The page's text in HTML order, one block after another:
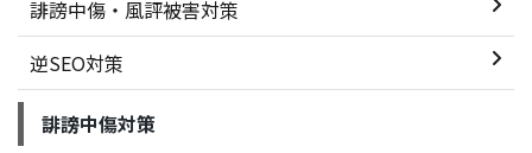
誹謗中傷・風評被害対策
逆SEO対策
誹謗中傷対策